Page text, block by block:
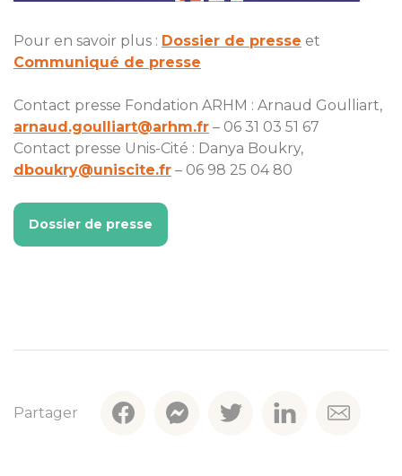
Pour en savoir plus : Dossier de presse et
Communiqué de presse
Contact presse Fondation ARHM : Arnaud Goulliart,
arnaud.goulliart@arhm.fr – 06 31 03 51 67
Contact presse Unis-Cité : Danya Boukry,
dboukry@uniscite.fr – 06 98 25 04 80
Dossier de presse
Partager